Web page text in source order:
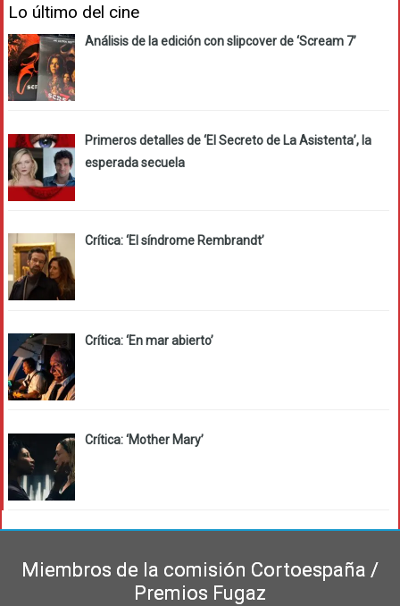
Lo último del cine
Análisis de la edición con slipcover de ‘Scream 7’
Primeros detalles de ‘El Secreto de La Asistenta’, la
esperada secuela
Crítica: ‘El síndrome Rembrandt’
Crítica: ‘En mar abierto’
Crítica: ‘Mother Mary’
Miembros de la comisión Cortoespaña /
Premios Fugaz